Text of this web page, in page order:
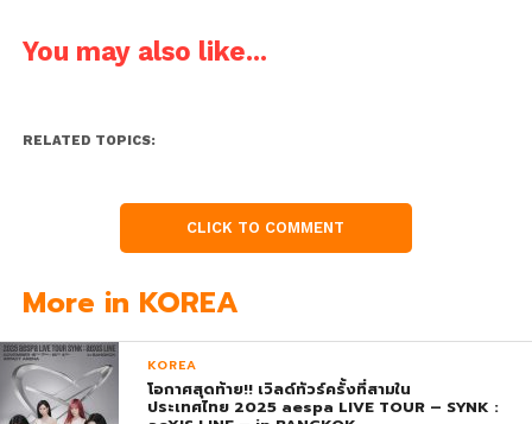
You may also like...
RELATED TOPICS:
CLICK TO COMMENT
More in KOREA
KOREA
โอกาศสุดท้าย!! เวิลด์ทัวร์ครั้งที่สามใน
ประเทศไทย 2025 aespa LIVE TOUR – SYNK :